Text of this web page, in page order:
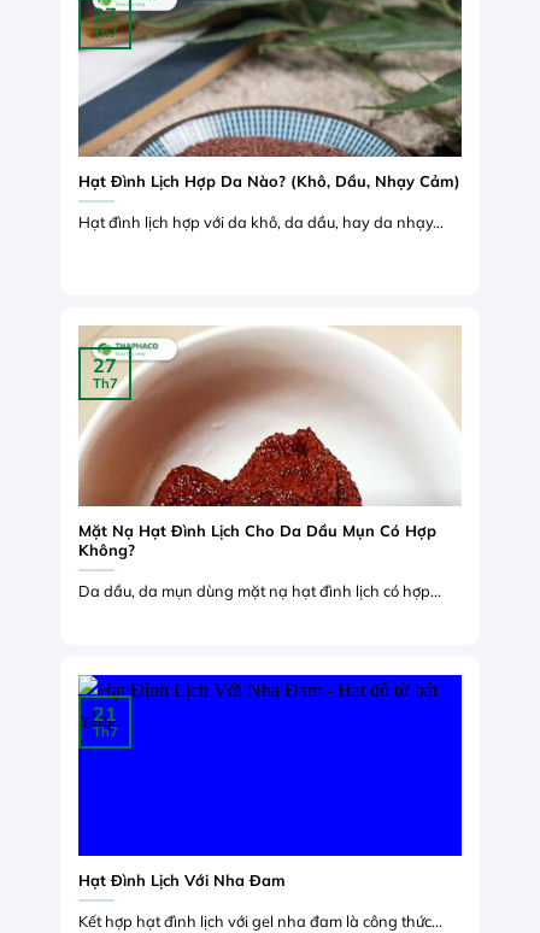
Hạt Đình Lịch Hợp Da Nào? (Khô, Dầu, Nhạy Cảm)
Hạt đình lịch hợp với da khô, da dầu, hay da nhạy...
27
Th7
Mặt Nạ Hạt Đình Lịch Cho Da Dầu Mụn Có Hợp
Không?
Da dầu, da mụn dùng mặt nạ hạt đình lịch có hợp...
27
Th7
Hạt Đình Lịch Với Nha Đam
Kết hợp hạt đình lịch với gel nha đam là công thức...
21
Th7